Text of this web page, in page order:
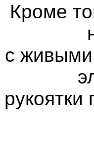
Кроме
с